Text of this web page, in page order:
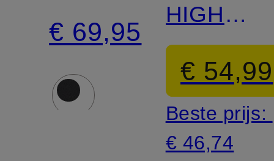
COAST
€ 69,95
HIGH
COAST
€ 54,99
Beste prijs:
€ 46,74